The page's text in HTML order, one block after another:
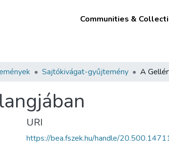
Communities &
Sajtókivágat-gyűjtemény A
URI
https://bea.fszek.hu/handle/